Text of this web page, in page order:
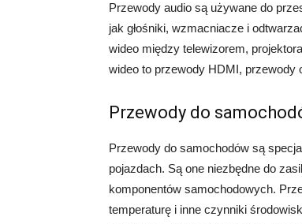
Przewody audio są używane do
jak głośniki, wzmacniacze i
wideo między telewizorem,
wideo to przewody HDMI, przewody
Przewody do
Przewody do samochodów są
pojazdach. Są one niezbędne do
komponentów samochodowych.
temperaturę i inne czynniki